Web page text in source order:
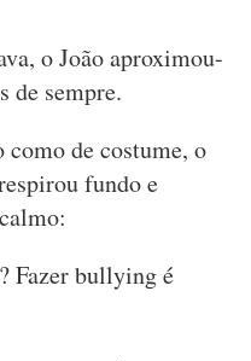
o João aproximou-
de sempre.
de costume, o
fundo e
Fazer bullying é